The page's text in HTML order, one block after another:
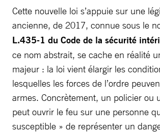
Cette nouvelle loi s’appuie sur une
ancienne, de 2017, connue sous le
L.435-1 du Code de la sécurité
ce nom abstrait, se cache en réalité
majeur : la loi vient élargir les
lesquelles les forces de l’ordre
armes. Concrètement, un policier ou
peut ouvrir le feu sur une personne
susceptible » de représenter un